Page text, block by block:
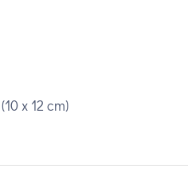
‬x 12‭ ‬cm‭)